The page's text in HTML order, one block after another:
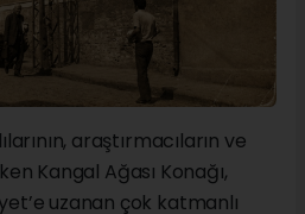
araştırmacıların ve
Kangal Ağası Konağı,
uzanan çok katmanlı